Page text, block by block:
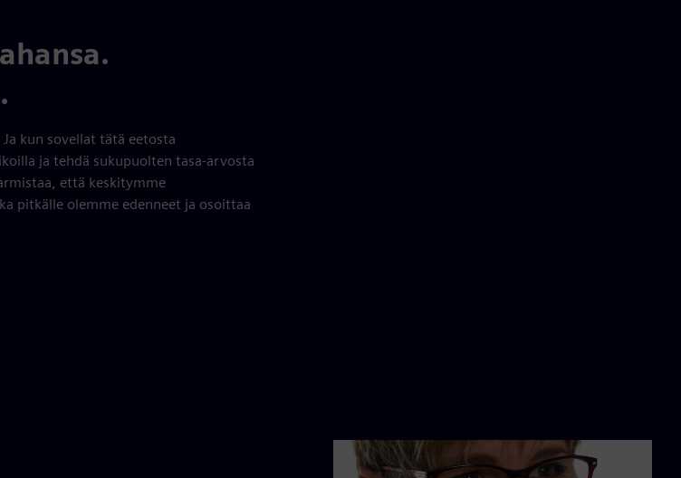
kun sovellat tätä eetosta
ja tehdä sukupuolten tasa-arvosta
että keskitymme
pitkälle olemme edenneet ja osoittaa